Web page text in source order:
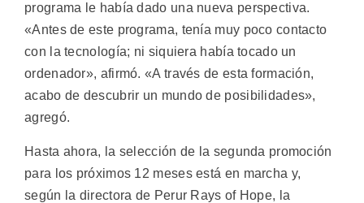
programa le había dado una nueva perspectiva.
«Antes de este programa, tenía muy poco contacto
con la tecnología; ni siquiera había tocado un
ordenador», afirmó. «A través de esta formación,
acabo de descubrir un mundo de posibilidades»,
agregó.
Hasta ahora, la selección de la segunda promoción
para los próximos 12 meses está en marcha y,
según la directora de Perur Rays of Hope, la